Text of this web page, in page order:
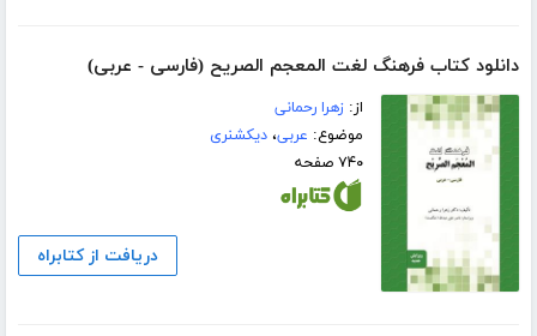
دانلود کتاب فرهنگ لغت المعجم الصریح (فارسی - عربی)
از:زهرا رحمانی
موضوع: عربی،دیکشنری
۷۴۰ صفحه
دریافت از کتابراه